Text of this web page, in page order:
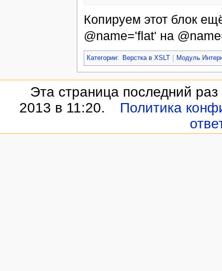
Копируем этот блок
@name='flat' на
Категории: Верстка в XSLT Модуль
Эта страница последний
2013 в 11:20.
Политика